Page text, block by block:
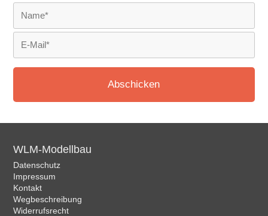
Abschicken
WLM-Modellbau
Datenschutz
Impressum
Kontakt
Wegbeschreibung
Widerrufsrecht